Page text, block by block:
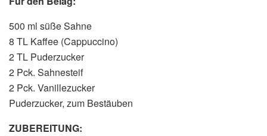
500 ml süße Sahne
8 TL Kaffee (Cappuccino)
2 TL Puderzucker
2 Pck. Sahnesteif
2 Pck. Vanillezucker
Puderzucker, zum Bestäuben
ZUBEREITUNG: